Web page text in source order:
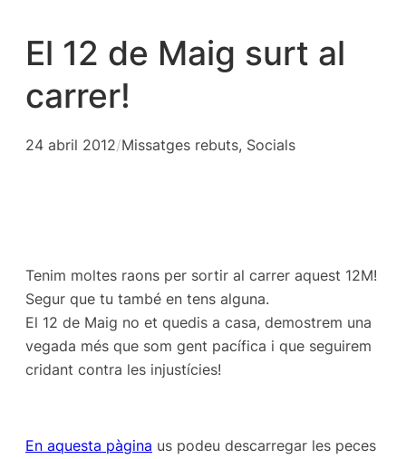
El 12 de Maig surt al
carrer!
24 abril 2012/Missatges rebuts, Socials
Tenim moltes raons per sortir al carrer aquest 12M!
Segur que tu també en tens alguna.
El 12 de Maig no et quedis a casa, demostrem una
vegada més que som gent pacífica i que seguirem
cridant contra les injustícies!
En aquesta pàgina us podeu descarregar les peces